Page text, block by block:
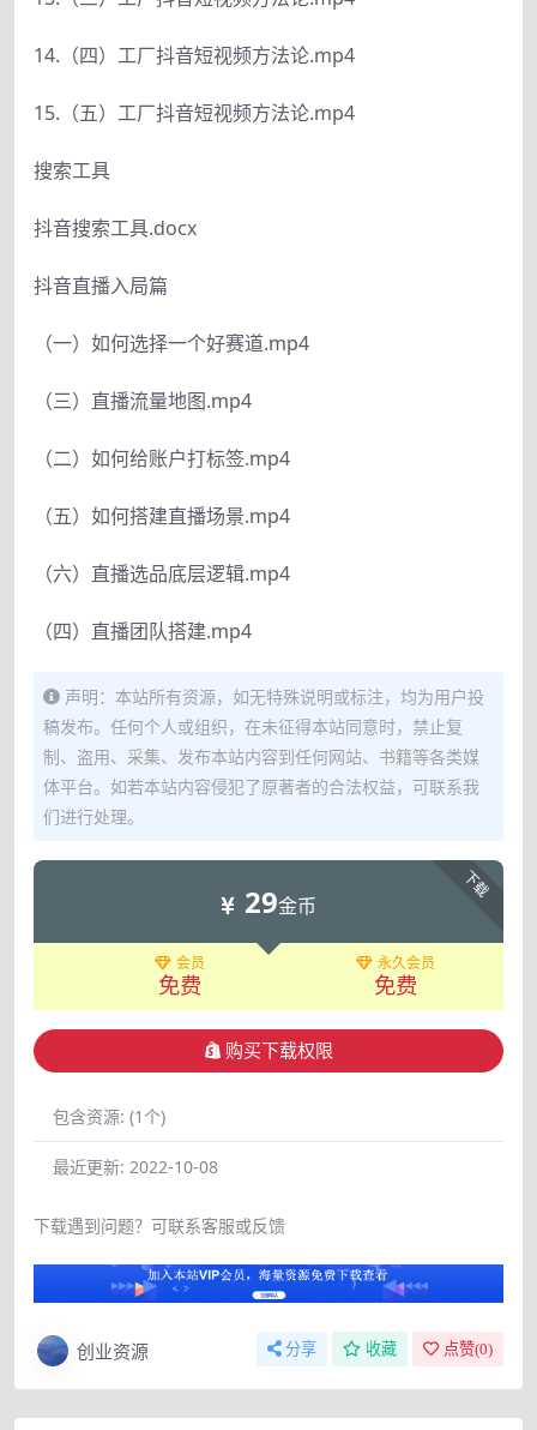
14.（四）工厂抖音短视频方法论.mp4
15.（五）工厂抖音短视频方法论.mp4
搜索工具
抖音搜索工具.docx
抖音直播入局篇
（一）如何选择一个好赛道.mp4
（三）直播流量地图.mp4
（二）如何给账户打标签.mp4
（五）如何搭建直播场景.mp4
（六）直播选品底层逻辑.mp4
（四）直播团队搭建.mp4
声明：本站所有资源，如无特殊说明或标注，均为用户投
稿发布。任何个人或组织，在未征得本站同意时，禁止复
制、盗用、采集、发布本站内容到任何网站、书籍等各类媒
体平台。如若本站内容侵犯了原著者的合法权益，可联系我
们进行处理。
下载
29金币
会员
免费
永久会员
免费
购买下载权限
包含资源: (1个)
最近更新: 2022-10-08
下载遇到问题？可联系客服或反馈
创业资源 分享 收藏 点赞(0)